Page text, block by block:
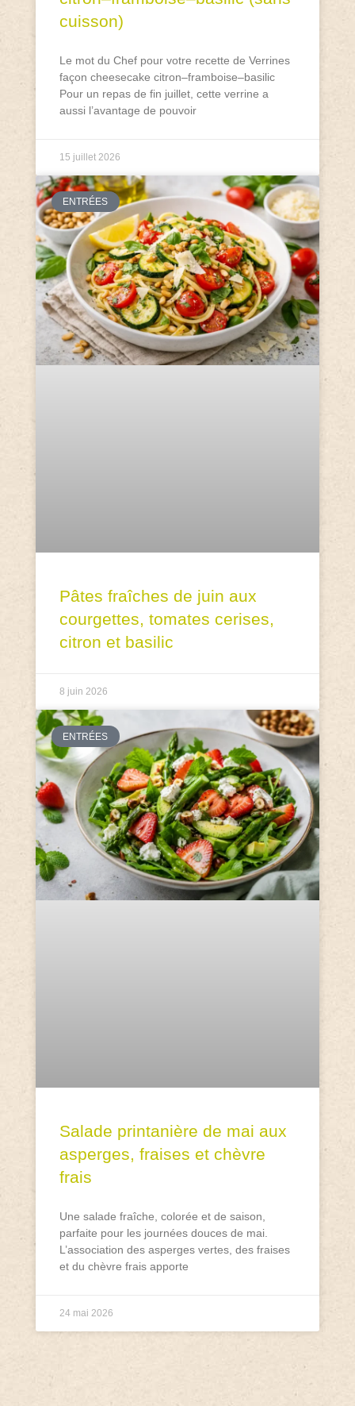
cuisson)
Le mot du Chef pour votre recette de Verrines
façon cheesecake citron–framboise–basilic
Pour un repas de fin juillet, cette verrine a
aussi l’avantage de pouvoir
15 juillet 2026
ENTRÉES
Pâtes fraîches de juin aux
courgettes, tomates cerises,
citron et basilic
8 juin 2026
ENTRÉES
Salade printanière de mai aux
asperges, fraises et chèvre
frais
Une salade fraîche, colorée et de saison,
parfaite pour les journées douces de mai.
L’association des asperges vertes, des fraises
et du chèvre frais apporte
24 mai 2026